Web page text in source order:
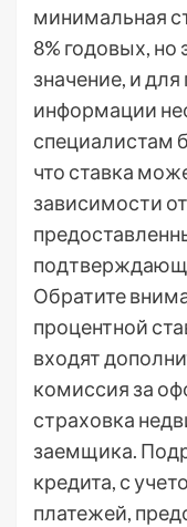
минимальная
8% годовых,
значение, и
информации
специалистам
что ставка
зависимости
Обратите
процентной
входят
комиссия за
страховка
заемщика.
кредита, с
платежей,